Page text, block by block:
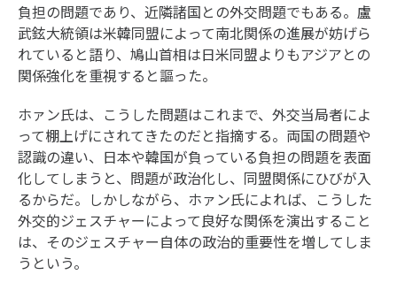
負担の問題であり、近隣諸国との外交問題でもある。盧
武鉉大統領は米韓同盟によって南北関係の進展が妨げら
れていると語り、鳩山首相は日米同盟よりもアジアとの
関係強化を重視すると謳った。
ホァン氏は、こうした問題はこれまで、外交当局者によ
って棚上げにされてきたのだと指摘する。両国の問題や
認識の違い、日本や韓国が負っている負担の問題を表面
化してしまうと、問題が政治化し、同盟関係にひびが入
るからだ。しかしながら、ホァン氏によれば、こうした
外交的ジェスチャーによって良好な関係を演出すること
は、そのジェスチャー自体の政治的重要性を増してしま
うという。